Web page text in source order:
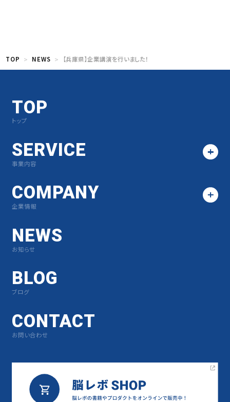
TOP NEWS 【兵庫県】企業講演を行いました！
TOP
トップ
SERVICE
事業内容
COMPANY
企業情報
NEWS
お知らせ
BLOG
ブログ
CONTACT
お問い合わせ